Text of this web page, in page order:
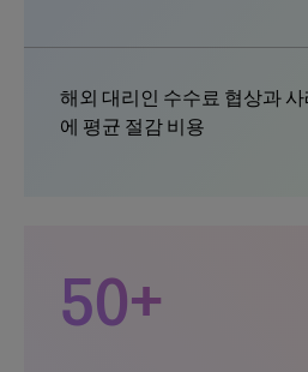
해외 대리인 수수료 협상과
에 평균 절감 비용
50+